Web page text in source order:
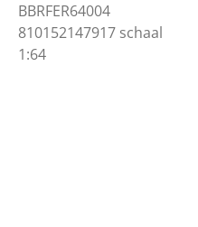
BBRFER64004
810152147917 schaal
1:64